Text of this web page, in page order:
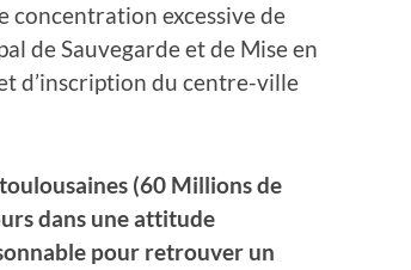
concentration excessive de
de Sauvegarde et de Mise en
d’inscription du centre-ville
(60 Millions de
dans une attitude
pour retrouver un